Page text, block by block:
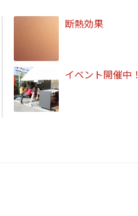
断熱効果
イベント開催中！